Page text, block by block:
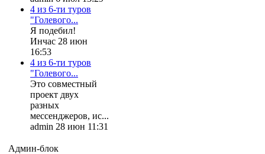
4 из 6-ти туров
"Голевого...
Я подебил!
Инчас 28 июн
16:53
4 из 6-ти туров
"Голевого...
Это совместный
проект двух
разных
мессенджеров, ис...
admin 28 июн 11:31
Админ-блок